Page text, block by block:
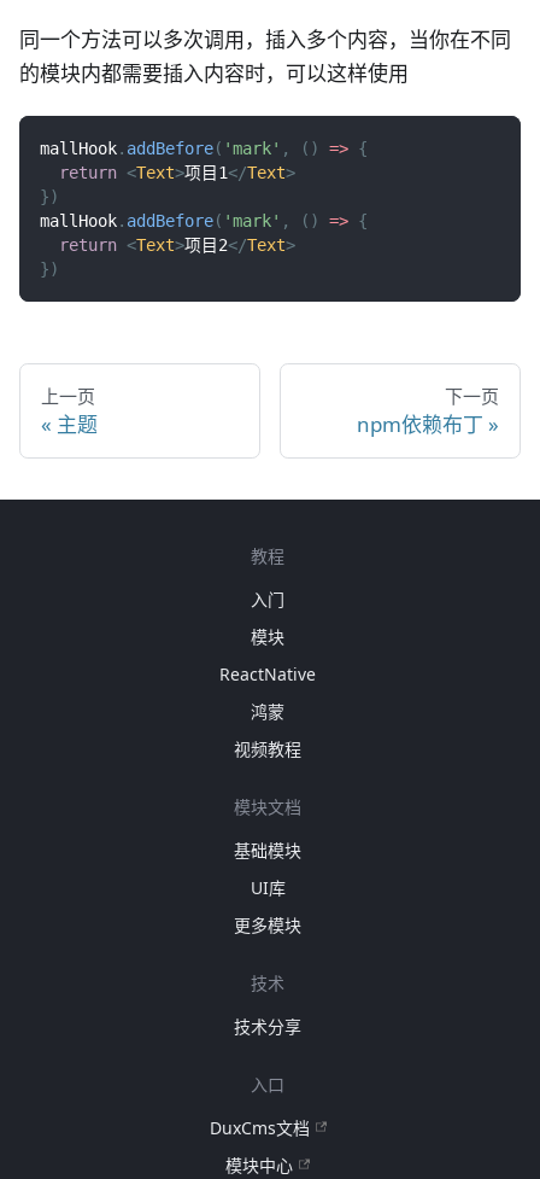
同一个方法可以多次调用，插入多个内容，当你在不同
的模块内都需要插入内容时，可以这样使用
mallHook. addBefore( 'mark' , ( ) => {
return <Text>项目1</Text>
})
mallHook. addBefore( 'mark' , ( ) => {
return <Text>项目2</Text>
})
上一页
主题
下一页
npm依赖布丁
教程
入门
模块
ReactNative
鸿蒙
视频教程
模块文档
基础模块
UI库
更多模块
技术
技术分享
入口
DuxCms文档
模块中心